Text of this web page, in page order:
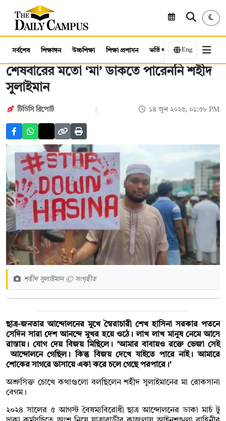
সর্বশেষ শিক্ষাঙ্গন উচ্চশিক্ষা শিক্ষা প্রশাসন ভর্তি পরীক্ষা কর্মসংস্থান
Eng
শেষবারের মতো ‘মা’ ডাকতে পারেননি শহীদ
সুলাইমান
টিডিসি রিপোর্ট ১৪ জুন ২০২৫, ০১:৫৮ PM
শহীদ সুলাইমান © সংগৃহীত
ছাত্র-জনতার আন্দোলনের মুখে স্বৈরাচারী শেখ হাসিনা সরকার পতনে
সেদিন সারা দেশ আনন্দে মুখর হয়ে ওঠে। লাখ লাখ মানুষ নেমে আসে
রাস্তায়। যোগ দেয় বিজয় মিছিলে। ‘আমার বাবায়ও রক্তে ভেজা সেই
আন্দোলনে গেছিল। কিন্তু বিজয় দেখে যাইতে পারে নাই। আমারে
শোকের সাগরে ভাসায়ে একা করে চলে গেছে পরপারে।’
অশ্রুসিক্ত চোখে কথাগুলো বলছিলেন শহীদ সুলাইমানের মা রোকসানা
বেগম।
২০২৪ সালের ৫ আগস্ট বৈষম্যবিরোধী ছাত্র আন্দোলনের ডাকা মার্চ টু